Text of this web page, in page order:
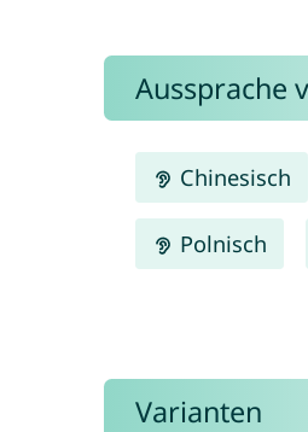
Aussprache
Chinesisch
Polnisch
Varianten